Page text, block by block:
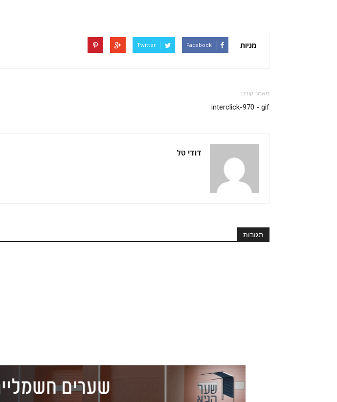
מניות Facebook
Twitter
מאמר קודם
interclick-970 - gif
דודי טל
תגובות